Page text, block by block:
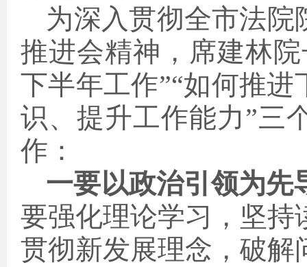
为深入贯彻全市法院
推进会精神，席建林
下半年工作”“如何推进
识、提升工作能力”三
作：
一要以政治引领为先
要强化理论学习，坚持
贯彻新发展理念，破解